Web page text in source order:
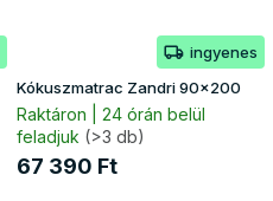
ingyenes
Kókuszmatrac Zandri 90x200
Raktáron | 24 órán belül
feladjuk (>3 db)
67 390 Ft